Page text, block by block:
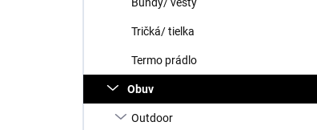
Tričká/ tielka
Termo prádlo
Obuv
Outdoor